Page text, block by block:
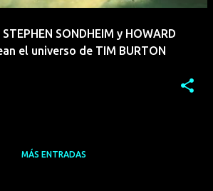
SONDHEIM y HOWARD
el universo de TIM BURTON
MÁS ENTRADAS